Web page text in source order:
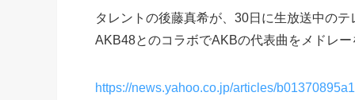
タレントの後藤真希が、30日に生放送中の
AKB48とのコラボでAKBの代表曲をメドレー
https://news.yahoo.co.jp/articles/